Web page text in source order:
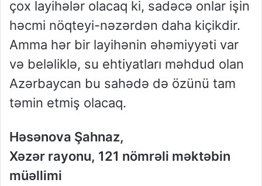
çox layihələr olacaq ki, sadəcə onlar işin
həcmi nöqteyi-nəzərdən daha kiçikdir.
Amma hər bir layihənin əhəmiyyəti var
və beləliklə, su ehtiyatları məhdud olan
Azərbaycan bu sahədə də özünü tam
təmin etmiş olacaq.
Həsənova Şahnaz,
Xəzər rayonu, 121 nömrəli məktəbin
müəllimi